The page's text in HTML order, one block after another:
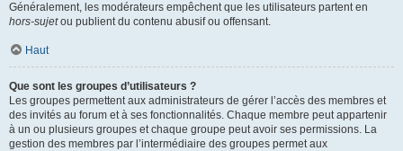
Généralement, les modérateurs empêchent que les utilisateurs partent en
hors-sujetou publient du contenu abusif ou offensant.
Haut
Que sont les groupes d’utilisateurs ?
Les groupes permettent aux administrateurs de gérer l’accès des membres et
des invités au forum et à ses fonctionnalités. Chaque membre peut appartenir
à un ou plusieurs groupes et chaque groupe peut avoir ses permissions. La
gestion des membres par l’intermédiaire des groupes permet aux